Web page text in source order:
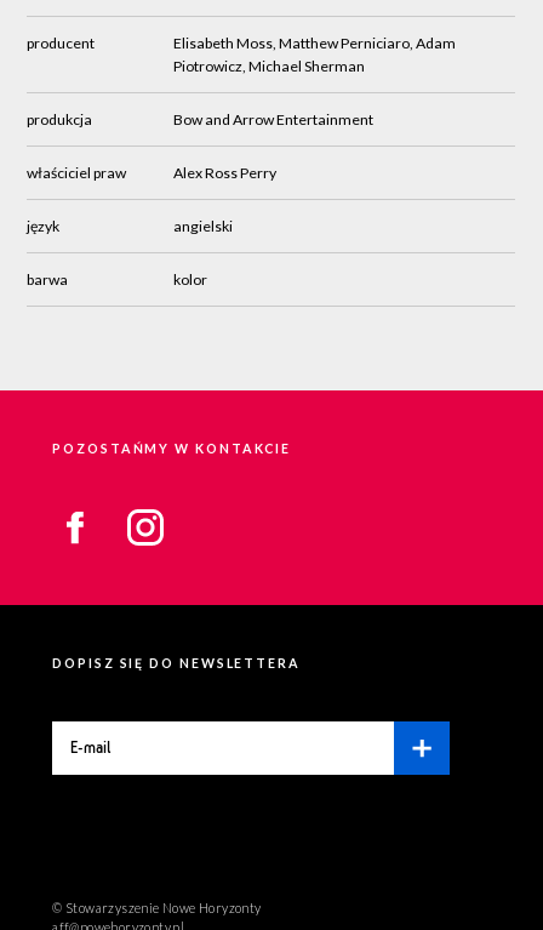
producent
Elisabeth Moss, Matthew Perniciaro, Adam
Piotrowicz, Michael Sherman
produkcja Bow and Arrow Entertainment
właściciel praw Alex Ross Perry
język angielski
barwa kolor
POZOSTAŃMY W KONTAKCIE
DOPISZ SIĘ DO NEWSLETTERA
© Stowarzyszenie Nowe Horyzonty